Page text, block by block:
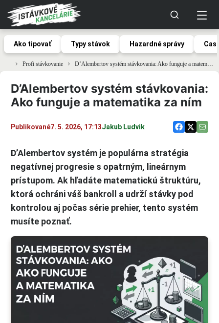
Ako tipovať Typy stávok Hazardné správy
Profi stávkovanie D’Alembertov systém stávkovania: Ako funguje a matematika za ním
D’Alembertov systém stávkovania:
Ako funguje a matematika za ním
Publikované7. 5. 2026, 17:13Jakub Ludvik
D’Alembertov systém je populárna stratégia
negatívnej progresie s opatrným, lineárnym
prístupom. Ak hľadáte matematickú štruktúru,
ktorá ochráni váš bankroll a udrží stávky pod
kontrolou aj počas série prehier, tento systém
musíte poznať.